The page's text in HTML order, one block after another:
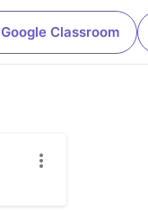
Google Classroom